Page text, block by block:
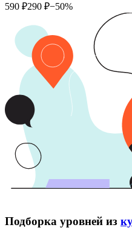
590 ₽290 ₽−50%
Подборка уровней из